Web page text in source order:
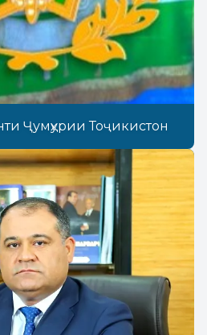
Ҷумҳурии Тоҷикистон